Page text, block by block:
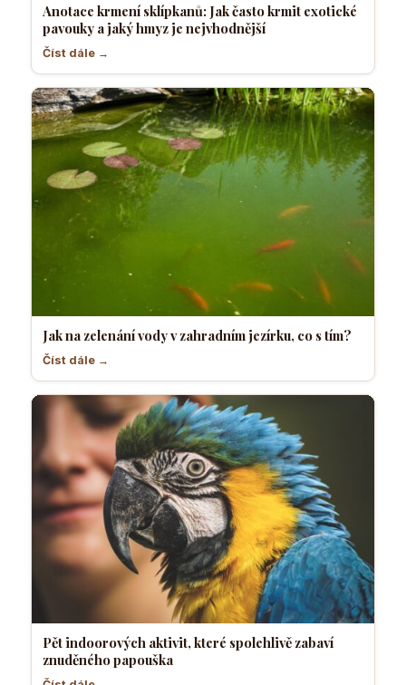
Anotace krmení sklípkanů: Jak často krmit exotické
pavouky a jaký hmyz je nejvhodnější
Číst dále →
Jak na zelenání vody v zahradním jezírku, co s tím?
Číst dále →
Pět indoorových aktivit, které spolehlivě zabaví
znuděného papouška